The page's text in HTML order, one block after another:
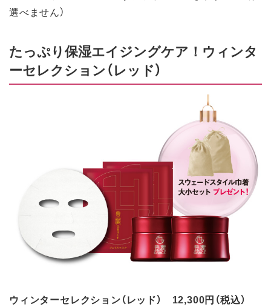
選べません）
たっぷり保湿エイジングケア！ウィンタ
ーセレクション（レッド）
ウィンターセレクション（レッド） 12,300円（税込）